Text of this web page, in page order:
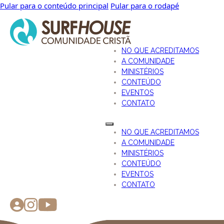
Pular para o conteúdo principal Pular para o rodapé
NO QUE ACREDITAMOS
A COMUNIDADE
MINISTÉRIOS
CONTEÚDO
EVENTOS
CONTATO
NO QUE ACREDITAMOS
A COMUNIDADE
MINISTÉRIOS
CONTEÚDO
EVENTOS
CONTATO